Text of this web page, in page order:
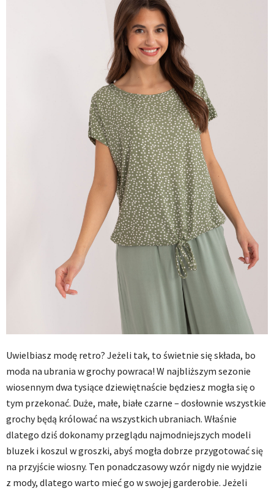
Uwielbiasz modę retro? Jeżeli tak, to świetnie się składa, bo
moda na ubrania w grochy powraca! W najbliższym sezonie
wiosennym dwa tysiące dziewiętnaście będziesz mogła się o
tym przekonać. Duże, małe, białe czarne – dosłownie wszystkie
grochy będą królować na wszystkich ubraniach. Właśnie
dlatego dziś dokonamy przeglądu najmodniejszych modeli
bluzek i koszul w groszki, abyś mogła dobrze przygotować się
na przyjście wiosny. Ten ponadczasowy wzór nigdy nie wyjdzie
z mody, dlatego warto mieć go w swojej garderobie. Jeżeli